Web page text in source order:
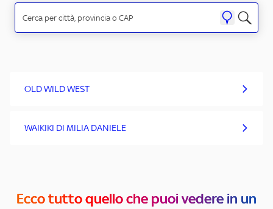
OLD WILD WEST
WAIKIKI DI MILIA DANIELE
Ecco tutto quello che puoi vedere in un